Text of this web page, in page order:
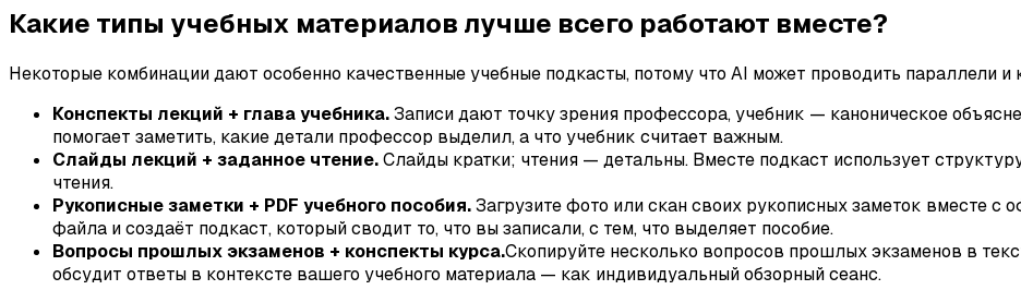
Какие типы учебных материалов лучше всего работают вместе?
Некоторые комбинации дают особенно качественные учебные подкасты, потому что AI может проводить параллели
Конспекты лекций + глава учебника.Записи дают точку зрения профессора, учебник — каноническое
помогает заметить, какие детали профессор выделил, а что учебник считает важным.
Слайды лекций + заданное чтение.Слайды кратки; чтения — детальны. Вместе подкаст использует
чтения.
Рукописные заметки + PDF учебного пособия.Загрузите фото или скан своих рукописных заметок вместе с
файла и создаёт подкаст, который сводит то, что вы записали, с тем, что выделяет пособие.
Вопросы прошлых экзаменов + конспекты курса.Скопируйте несколько вопросов прошлых экзаменов в
обсудит ответы в контексте вашего учебного материала — как индивидуальный обзорный сеанс.